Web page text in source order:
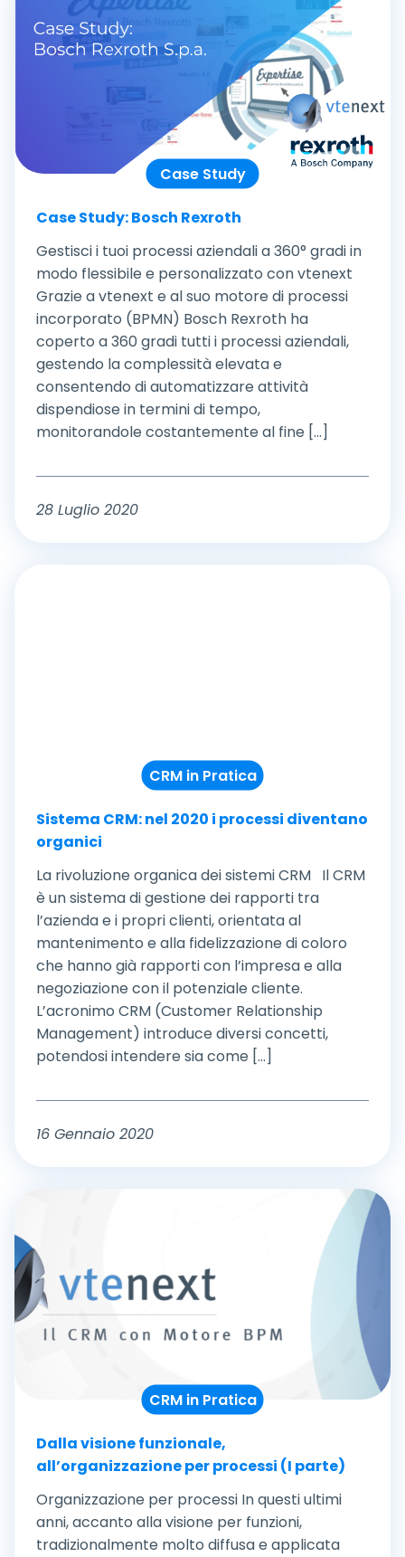
Case Study
Case Study: Bosch Rexroth
Gestisci i tuoi processi aziendali a 360° gradi in
modo flessibile e personalizzato con vtenext
Grazie a vtenext e al suo motore di processi
incorporato (BPMN) Bosch Rexroth ha
coperto a 360 gradi tutti i processi aziendali,
gestendo la complessità elevata e
consentendo di automatizzare attività
dispendiose in termini di tempo,
monitorandole costantemente al fine [...]
28 Luglio 2020
CRM in Pratica
Sistema CRM: nel 2020 i processi diventano
organici
La rivoluzione organica dei sistemi CRM Il CRM
è un sistema di gestione dei rapporti tra
l’azienda e i propri clienti, orientata al
mantenimento e alla fidelizzazione di coloro
che hanno già rapporti con l’impresa e alla
negoziazione con il potenziale cliente.
L’acronimo CRM (Customer Relationship
Management) introduce diversi concetti,
potendosi intendere sia come [...]
16 Gennaio 2020
CRM in Pratica
Dalla visione funzionale,
all’organizzazione per processi (I parte)
Organizzazione per processi In questi ultimi
anni, accanto alla visione per funzioni,
tradizionalmente molto diffusa e applicata